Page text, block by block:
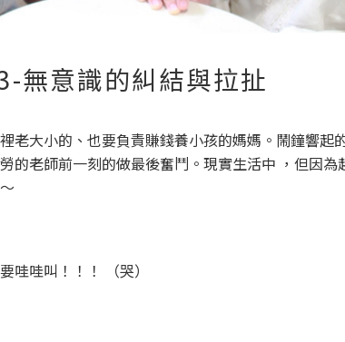
無意識的糾結與拉扯
老大小的、也要負責賺錢養小孩的媽媽。鬧鐘響
的老師前一刻的做最後奮鬥。現實生活中 ，但因
哇哇叫！！！ （哭）